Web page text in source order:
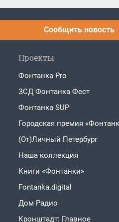
Сообщить новость
Проекты
Фонтанка Pro
ЗСД Фонтанка Фест
Фонтанка SUP
Городская премия
(От)Личный Петербург
Наша коллекция
Книги «Фонтанки»
Fontanka.digital
Дом Радио
Кронштадт: Главное